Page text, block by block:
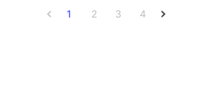
1 2 3 4